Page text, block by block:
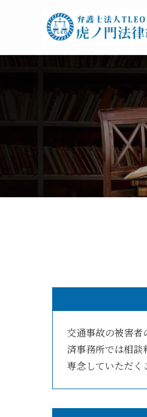
交通事故の被害者
済事務所では相談
専念していただく